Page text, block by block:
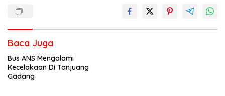
Baca Juga
Bus ANS Mengalami
Kecelakaan Di Tanjuang
Gadang